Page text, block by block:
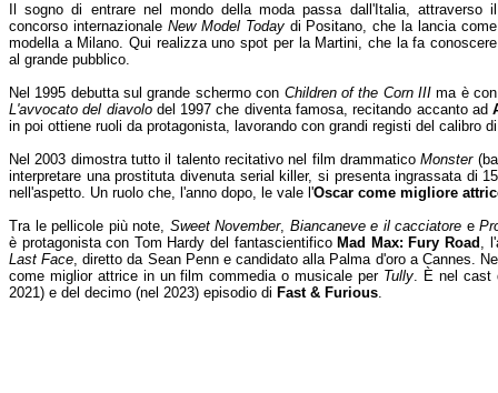
Il sogno di entrare nel mondo della moda passa dall'Italia, attraverso il
concorso internazionale New Model Todaydi Positano, che la lancia come
modella a Milano. Qui realizza uno spot per la Martini, che la fa conoscere
al grande pubblico.
Nel 1995 debutta sul grande schermo con Children of the Corn IIIma è con
L'avvocato del diavolodel 1997 che diventa famosa, recitando accanto ad
in poi ottiene ruoli da protagonista, lavorando con grandi registi del calibro
Nel 2003 dimostra tutto il talento recitativo nel film drammaticoMonster
interpretare una prostituta divenuta serial killer, si presenta ingrassata di
nell'aspetto. Un ruolo che, l'anno dopo, le vale l'Oscar come migliore
Tra le pellicole più note, Sweet November, Biancaneve e il cacciatore e
è protagonista con Tom Hardy del fantascientifico Mad Max: Fury Road ,
Last Face, diretto da Sean Penn e candidato alla Palma d'oro a Cannes.
come miglior attrice in un film commedia o musicale per Tully. È nel cast
2021) e del decimo (nel 2023) episodio di Fast & Furious.